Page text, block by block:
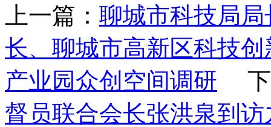
上一篇： 聊城市科技局
长、聊城市高新区科技
产业园众创空间调研 下
督员联合会长张洪泉到